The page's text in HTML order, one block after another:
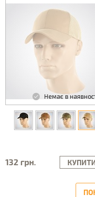
Немає в
132 грн.